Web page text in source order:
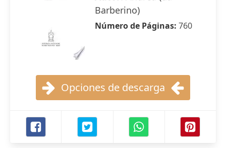
Barberino)
Número de Páginas: 760
Opciones de descarga